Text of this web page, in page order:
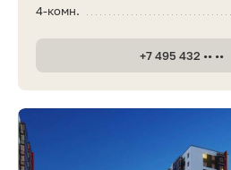
4-комн.
+7 495 432 •• ••